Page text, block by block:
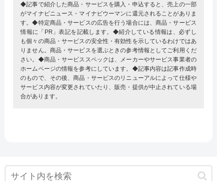
◆記事で紹介した商品・サービスを購入・申込すると、売上の一部
がマイナビニュース・マイナビウーマンに還元されることがありま
す。◆特定商品・サービスの広告を行う場合には、商品・サービス
情報に「PR」表記を記載します。◆紹介している情報は、必ずし
も個々の商品・サービスの安全性・有効性を示しているわけではあ
りません。商品・サービスを選ぶときの参考情報としてご利用くだ
さい。◆商品・サービススペックは、メーカーやサービス事業者の
ホームページの情報を参考にしています。◆記事内容は記事作成時
のもので、その後、商品・サービスのリニューアルによって仕様や
サービス内容が変更されていたり、販売・提供が中止されている場
合があります。